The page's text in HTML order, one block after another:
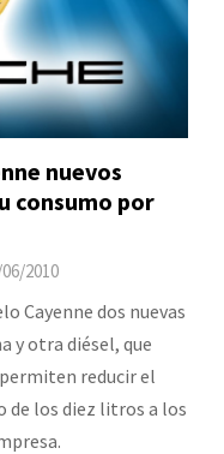
nuevos
consumo por
2010
Cayenne dos nuevas
y otra diésel, que
reducir el
de los diez litros a los